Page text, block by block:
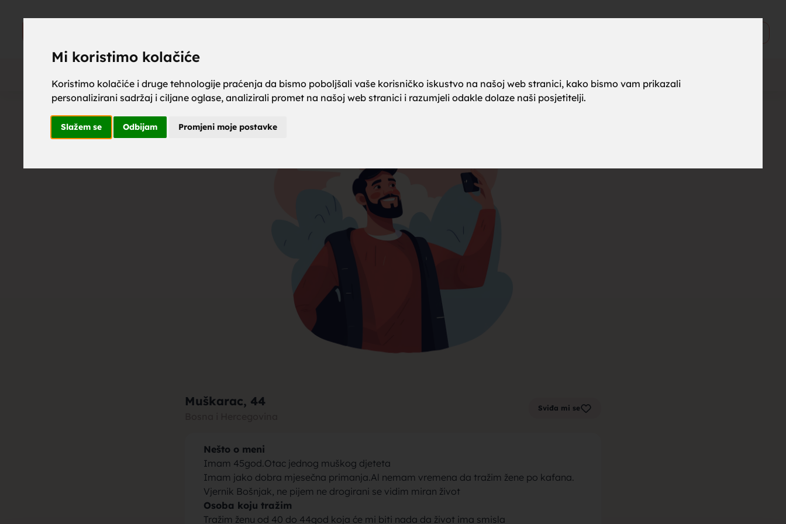
Mi koristimo kolačiće
Koristimo kolačiće i druge tehnologije praćenja da bismo poboljšali vaše korisničko iskustvo na našoj web stranici, kako bismo vam prikazali
personalizirani sadržaj i ciljane oglase, analizirali promet na našoj web stranici i razumjeli odakle dolaze naši posjetitelji.
Slažem se Odbijam Promjeni moje postavke
Muškarac, 44 Sviđa mi se
Nešto o meni
Imam 45god.Otac jednog muškog djeteta
Imam jako dobra mjesečna primanja.Al nemam vremena da tražim žene po kafana.
Vjernik Bošnjak, ne pijem ne drogirani se vidim miran život
Osoba koju tražim
Tražim ženu od 40 do 44god koja će mi biti nada da život ima smisla
upoznaj za brak, zene za
brak, muskarci za brak,
upoznavanje za brak, tražim
muza za brak, tražim zenu za
brak, devojke za brak sa sela,
momci za brak sa sela, trazim